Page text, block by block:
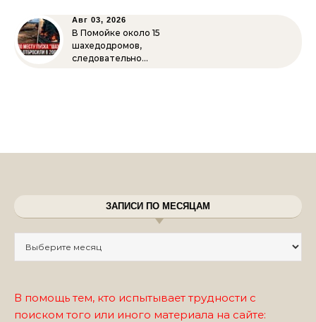
Авг 03, 2026
В Помойке около 15
шахедодромов,
следовательно…
ЗАПИСИ ПО МЕСЯЦАМ
В помощь тем, кто испытывает трудности с
поиском того или иного материала на сайте: